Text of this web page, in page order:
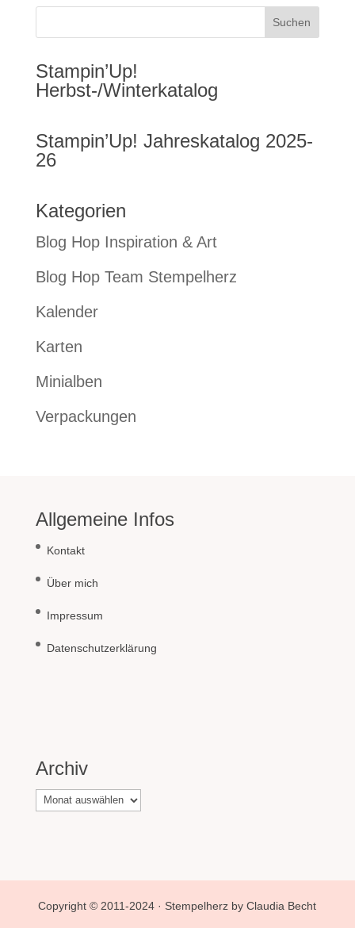
Stampin’Up!
Herbst-/Winterkatalog
Stampin’Up! Jahreskatalog 2025-
26
Kategorien
Blog Hop Inspiration & Art
Blog Hop Team Stempelherz
Kalender
Karten
Minialben
Verpackungen
Allgemeine Infos
Kontakt
Über mich
Impressum
Datenschutzerklärung
Archiv
Archiv
Copyright © 2011-2024 · Stempelherz by Claudia Becht